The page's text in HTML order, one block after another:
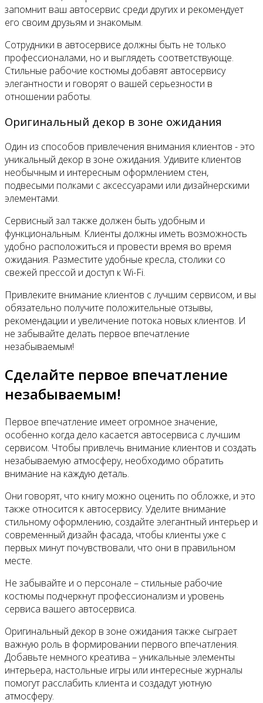
запомнит ваш автосервис среди других и рекомендует
его своим друзьям и знакомым.
Сотрудники в автосервисе должны быть не только
профессионалами, но и выглядеть соответствующе.
Стильные рабочие костюмы добавят автосервису
элегантности и говорят о вашей серьезности в
отношении работы.
Оригинальный декор в зоне ожидания
Один из способов привлечения внимания клиентов - это
уникальный декор в зоне ожидания. Удивите клиентов
необычным и интересным оформлением стен,
подвесыми полками с аксессуарами или дизайнерскими
элементами.
Сервисный зал также должен быть удобным и
функциональным. Клиенты должны иметь возможность
удобно расположиться и провести время во время
ожидания. Разместите удобные кресла, столики со
свежей прессой и доступ к Wi-Fi.
Привлеките внимание клиентов с лучшим сервисом, и вы
обязательно получите положительные отзывы,
рекомендации и увеличение потока новых клиентов. И
не забывайте делать первое впечатление
незабываемым!
Сделайте первое впечатление
незабываемым!
Первое впечатление имеет огромное значение,
особенно когда дело касается автосервиса с лучшим
сервисом. Чтобы привлечь внимание клиентов и создать
незабываемую атмосферу, необходимо обратить
внимание на каждую деталь.
Они говорят, что книгу можно оценить по обложке, и это
также относится к автосервису. Уделите внимание
стильному оформлению, создайте элегантный интерьер и
современный дизайн фасада, чтобы клиенты уже с
первых минут почувствовали, что они в правильном
месте.
Не забывайте и о персонале – стильные рабочие
костюмы подчеркнут профессионализм и уровень
сервиса вашего автосервиса.
Оригинальный декор в зоне ожидания также сыграет
важную роль в формировании первого впечатления.
Добавьте немного креатива – уникальные элементы
интерьера, настольные игры или интересные журналы
помогут расслабить клиента и создадут уютную
атмосферу.